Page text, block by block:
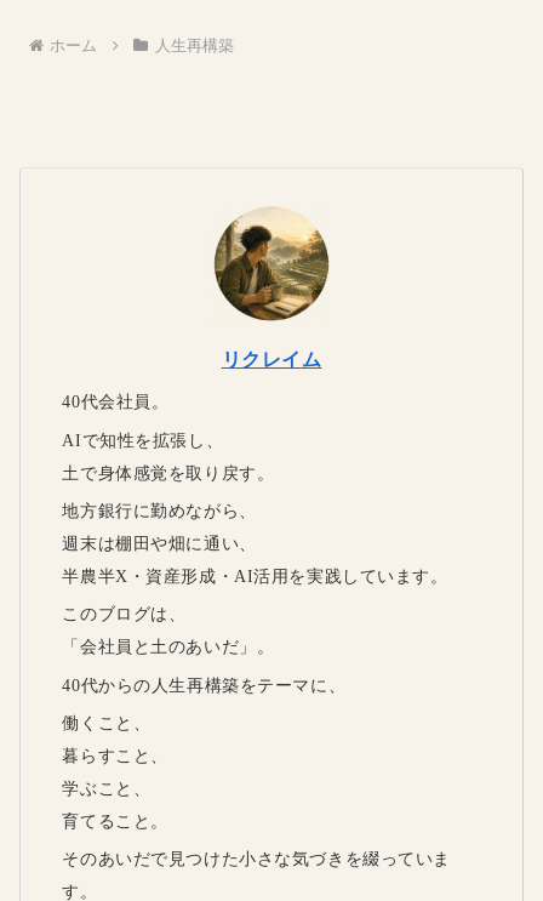
ホーム 人生再構築
リクレイム
40代会社員。
AIで知性を拡張し、
土で身体感覚を取り戻す。
地方銀行に勤めながら、
週末は棚田や畑に通い、
半農半X・資産形成・AI活用を実践しています。
このブログは、
「会社員と土のあいだ」。
40代からの人生再構築をテーマに、
働くこと、
暮らすこと、
学ぶこと、
育てること。
そのあいだで見つけた小さな気づきを綴っていま
す。